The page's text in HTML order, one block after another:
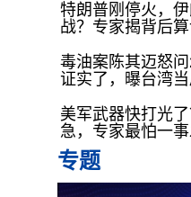
特朗普刚停火，
战？专家揭背后
毒油案陈其迈怒
证实了，曝台湾
美军武器快打光
急，专家最怕一
专题